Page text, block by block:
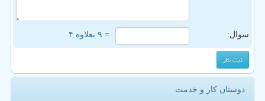
سوال: = ۹ بعلاوه ۴
دوستان کار و خدمت